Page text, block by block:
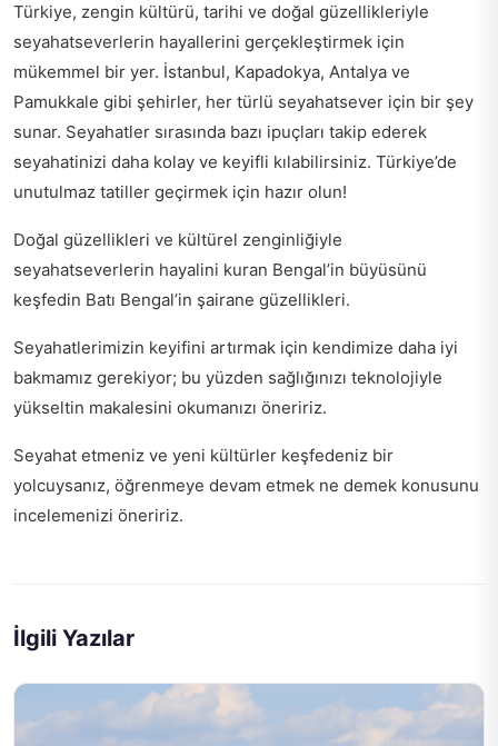
Türkiye, zengin kültürü, tarihi ve doğal güzellikleriyle
seyahatseverlerin hayallerini gerçekleştirmek için
mükemmel bir yer. İstanbul, Kapadokya, Antalya ve
Pamukkale gibi şehirler, her türlü seyahatsever için bir şey
sunar. Seyahatler sırasında bazı ipuçları takip ederek
seyahatinizi daha kolay ve keyifli kılabilirsiniz. Türkiye’de
unutulmaz tatiller geçirmek için hazır olun!
Doğal güzellikleri ve kültürel zenginliğiyle
seyahatseverlerin hayalini kuran Bengal’in büyüsünü
keşfedin Batı Bengal’in şairane güzellikleri.
Seyahatlerimizin keyifini artırmak için kendimize daha iyi
bakmamız gerekiyor; bu yüzden sağlığınızı teknolojiyle
yükseltin makalesini okumanızı öneririz.
Seyahat etmeniz ve yeni kültürler keşfedeniz bir
yolcuysanız, öğrenmeye devam etmek ne demek konusunu
incelemenizi öneririz.
İlgili Yazılar